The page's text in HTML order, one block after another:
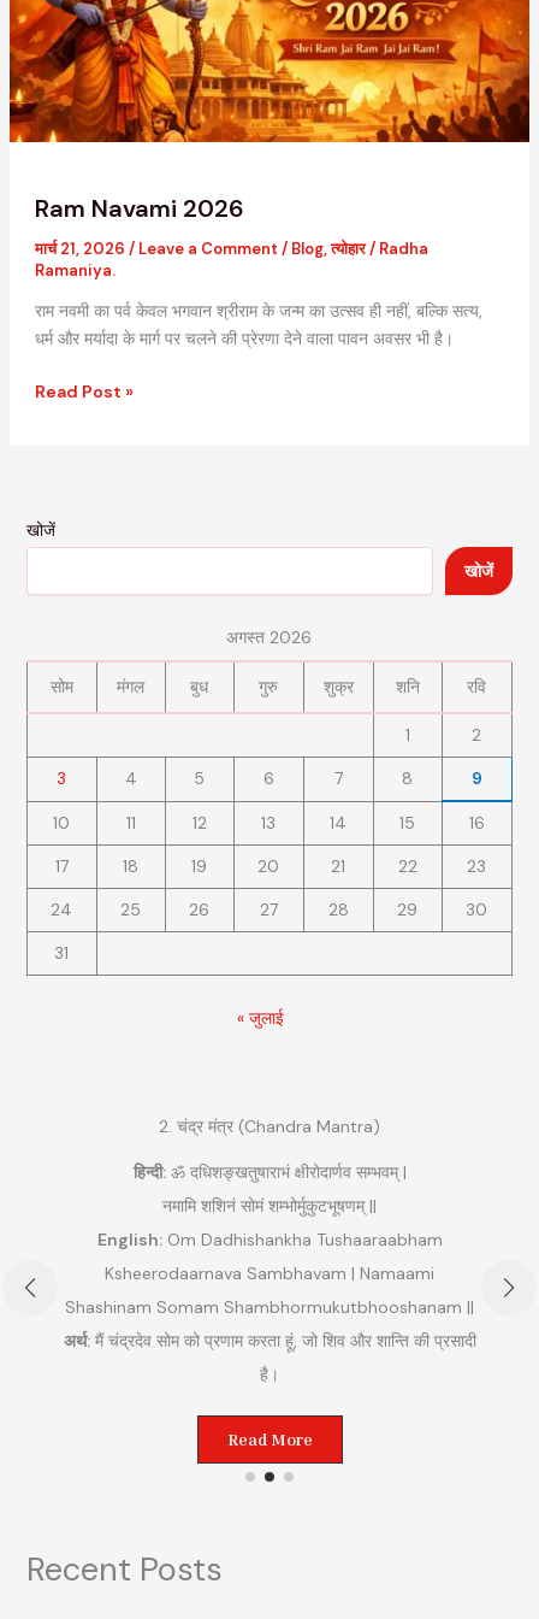
Ram Navami 2026
मार्च 21, 2026 / Leave a Comment / Blog,त्योहार/ Radha
Ramaniya.
राम नवमी का पर्व केवल भगवान श्रीराम के जन्म का उत्सव ही नहीं, बल्कि सत्य,
धर्म और मर्यादा के मार्ग पर चलने की प्रेरणा देने वाला पावन अवसर भी है।
Read Post »
खोजें
खोजें
अगस्त 2026
सोम मंगल बुध गुरु शुक्र शनि रवि
1
2
3
4 5 6 7 8 9
10 11 12 13 14 15
16
17
18 19 20 21 22
23
24
25 26 27 28 29
30
31
« जुलाई
2. चंद्र मंत्र (Chandra Mantra)
हिन्दी:ॐ दधिशङ्खतुषाराभं क्षीरोदार्णव सम्भवम् |
नमामि शशिनं सोमं शम्भोर्मुकुटभूषणम् ||
English:Om Dadhishankha Tushaaraabham
Ksheerodaarnava Sambhavam | Namaami
Shashinam Somam Shambhormukutbhooshanam ||
अर्थ:मैं चंद्रदेव सोम को प्रणाम करता हूं, जो शिव और शान्ति की प्रसादी
है।
Read More
Recent Posts